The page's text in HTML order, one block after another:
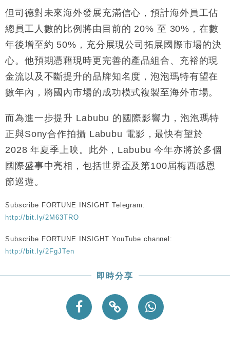
16:05
財經｜日經失守6.5萬點後回穩 全周仍升近2%
但司德對未來海外發展充滿信心，預計海外員工佔
總員工人數的比例將由目前的 20% 至 30%，在數
年後增至約 50%，充分展現公司拓展國際市場的決
心。他預期憑藉現時更完善的產品組合、充裕的現
金流以及不斷提升的品牌知名度，泡泡瑪特有望在
數年內，將國內市場的成功模式複製至海外市場。
而為進一步提升 Labubu 的國際影響力，泡泡瑪特
正與Sony合作拍攝 Labubu 電影，最快有望於
2028 年夏季上映。此外，Labubu 今年亦將於多個
國際盛事中亮相，包括世界盃及第100屆梅西感恩
節巡遊。
Subscribe FORTUNE INSIGHT Telegram:
http://bit.ly/2M63TRO
Subscribe FORTUNE INSIGHT YouTube channel:
http://bit.ly/2FgJTen
即時分享